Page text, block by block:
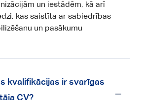
un iestādēm, kā arī
kas saistīta ar sabiedrības
un pasākumu
kvalifikācijas ir svarīgas
CV?